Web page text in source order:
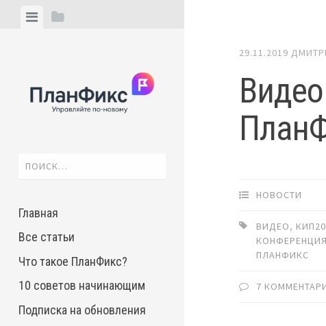
ViewView
Найти:
Главная
Все статьи
Что такое ПланФикс?
10 советов начинающим
Подписка на обновления
29.11.2019
НОВОСТИ
ВИДЕО,
КОНФЕРЕНЦИЯ
ПЛАНФИКС
7